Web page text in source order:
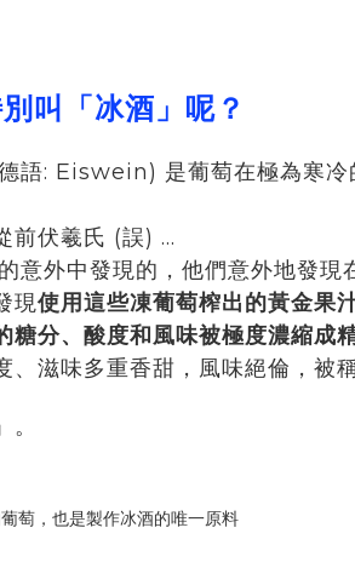
叫「冰酒」呢？
: Eiswein) 是葡萄在極為寒冷
前伏羲氏 (誤) ...
意外中發現的，他們意外地發
現使用這些凍葡萄榨出的黃金果
糖分、酸度和風味被極度濃縮成
滋味多重香甜，風味絕倫，被稱
」。